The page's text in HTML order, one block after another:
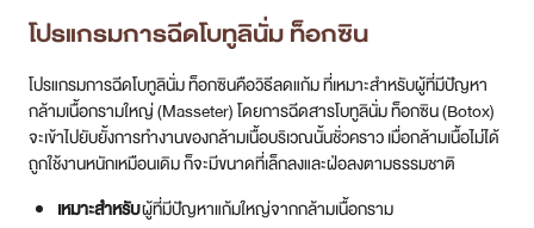
โปรแกรมการฉีดโบทูลินั่ม ท็อกซิน
โปรแกรมการฉีดโบทูลินั่ม ท็อกซินคือวิธีลดแก้ม ที่เหมาะสำหรับผู้ที่มีปัญหา
กล้ามเนื้อกรามใหญ่ (Masseter) โดยการฉีดสารโบทูลินั่ม ท็อกซิน (Botox)
จะเข้าไปยับยั้งการทำงานของกล้ามเนื้อบริเวณนั้นชั่วคราว เมื่อกล้ามเนื้อไม่ได้
ถูกใช้งานหนักเหมือนเดิม ก็จะมีขนาดที่เล็กลงและฝ่อลงตามธรรมชาติ
เหมาะสำหรับผู้ที่มีปัญหาแก้มใหญ่จากกล้ามเนื้อกราม